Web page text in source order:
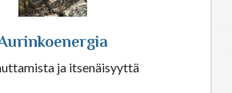
ja itsenäisyyttä